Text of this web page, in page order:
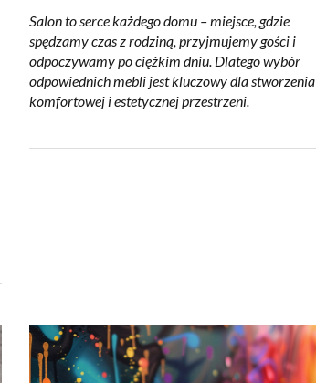
Salon to serce każdego domu – miejsce, gdzie
spędzamy czas z rodziną, przyjmujemy gości i
odpoczywamy po ciężkim dniu. Dlatego wybór
odpowiednich mebli jest kluczowy dla stworzenia
komfortowej i estetycznej przestrzeni.